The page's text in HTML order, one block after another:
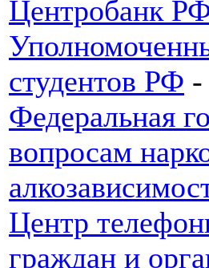
Центробанк
студентов РФ
Федеральная
вопросам
Центр
граждан и